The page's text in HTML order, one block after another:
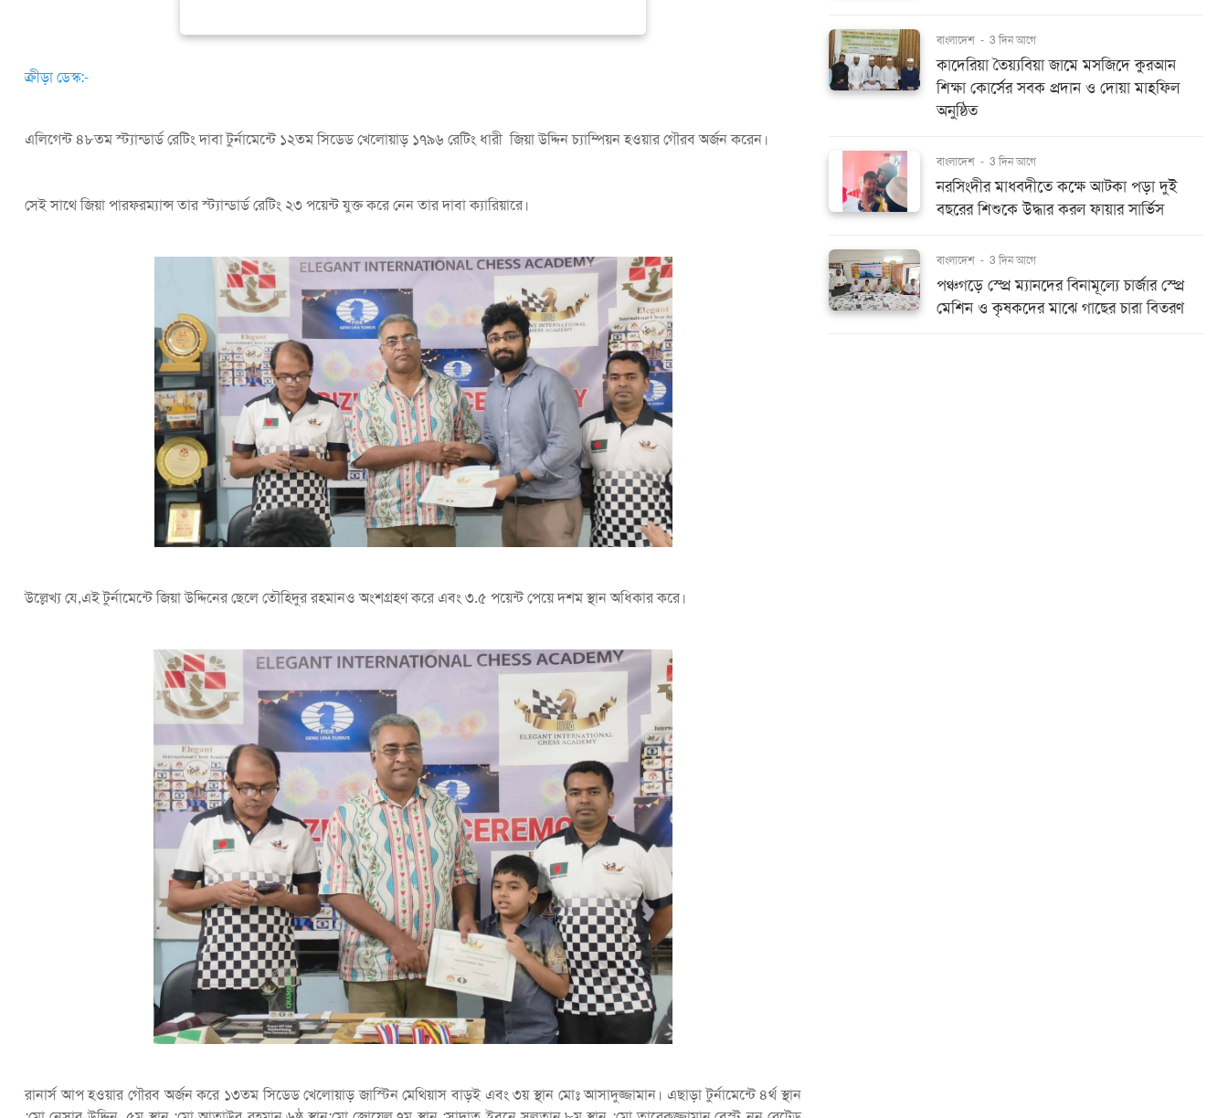
ক্রীড়া ডেস্ক:-
এলিগেন্ট ৪৮তম স্ট্যান্ডার্ড রেটিং দাবা টুর্নামেন্টে ১২তম সিডেড খেলোয়াড় ১৭৯৬ রেটিং ধারী জিয়া উদ্দিন চ্যাম্পিয়ন হওয়ার গৌরব অর্জন করেন।
সেই সাথে জিয়া পারফরম্যান্স তার স্ট্যান্ডার্ড রেটিং ২৩ পয়েন্ট যুক্ত করে নেন তার দাবা ক্যারিয়ারে।
উল্লেখ্য যে,এই টুর্নামেন্টে জিয়া উদ্দিনের ছেলে তৌহিদুর রহমানও অংশগ্রহণ করে এবং ৩.৫ পয়েন্ট পেয়ে দশম স্থান অধিকার করে।
রানার্স আপ হওয়ার গৌরব অর্জন করে ১৩তম সিডেড খেলোয়াড় জাস্টিন মেথিয়াস বাড়ই এবং ৩য় স্থান মোঃ আসাদুজ্জামান। এছাড়া টুর্নামেন্টে ৪র্থ স্থান
বাংলাদেশ - 3 দিন আগে
কাদেরিয়া তৈয়্যবিয়া জামে মসজিদে কুরআন
শিক্ষা কোর্সের সবক প্রদান ও দোয়া মাহফিল
অনুষ্ঠিত
বাংলাদেশ - 3 দিন আগে
নরসিংদীর মাধবদীতে কক্ষে আটকা পড়া দুই
বছরের শিশুকে উদ্ধার করল ফায়ার সার্ভিস
বাংলাদেশ - 3 দিন আগে
পঞ্চগড়ে স্প্রে ম্যানদের বিনামূল্যে চার্জার স্প্রে
মেশিন ও কৃষকদের মাঝে গাছের চারা বিতরণ